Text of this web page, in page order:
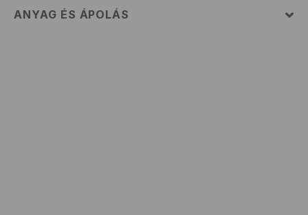
ANYAG ÉS ÁPOLÁS